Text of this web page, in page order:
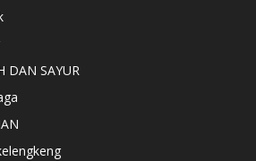
DAN SAYUR